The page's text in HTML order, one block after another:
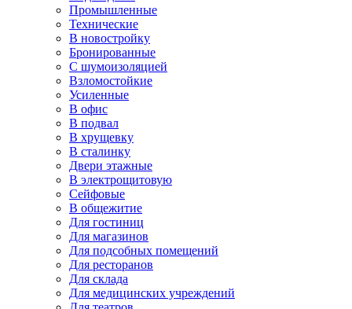
Промышленные
Технические
В новостройку
Бронированные
С шумоизоляцией
Взломостойкие
Усиленные
В офис
В подвал
В хрущевку
В сталинку
Двери этажные
В электрощитовую
Сейфовые
В общежитие
Для гостиниц
Для магазинов
Для подсобных помещений
Для ресторанов
Для склада
Для медицинских учреждений